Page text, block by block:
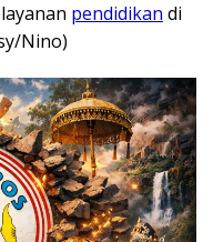
pendidikan di
Nino)